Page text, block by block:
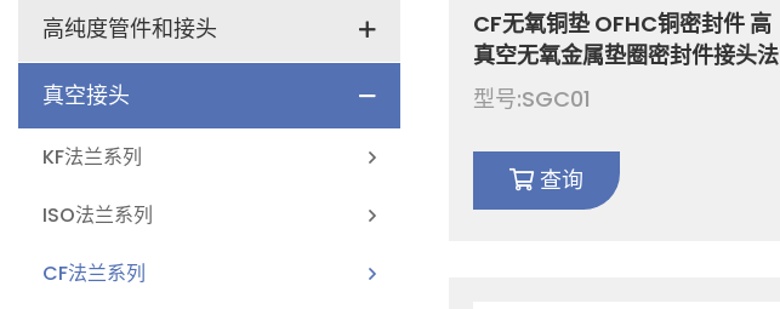
止回阀
泄压阀
无菌管件 DIN11864
卫生管件
排气阀
清洁球
过滤器
液位计
人孔盖
高纯度管件和接头
硬密封接头QCR系列
微焊接头
长焊接头
同轴接头
真空接头
KF法兰系列
ISO法兰系列
CF法兰系列
CF无氧铜垫 OFHC铜密封件 高
真空无氧金属垫圈密封件接头法
兰铜密封件 真空垫圈 CF16-
CF350
型号:SGC01
查询